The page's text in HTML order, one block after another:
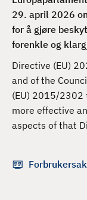
29. april 2026
for å gjøre
forenkle og
Directive (EU)
and of the
(EU) 2015/2302
more effective
aspects of that